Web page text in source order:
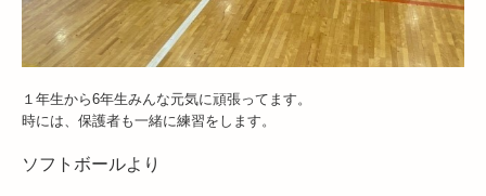
１年生から6年生みんな元気に頑張ってます。
時には、保護者も一緒に練習をします。
ソフトボールより